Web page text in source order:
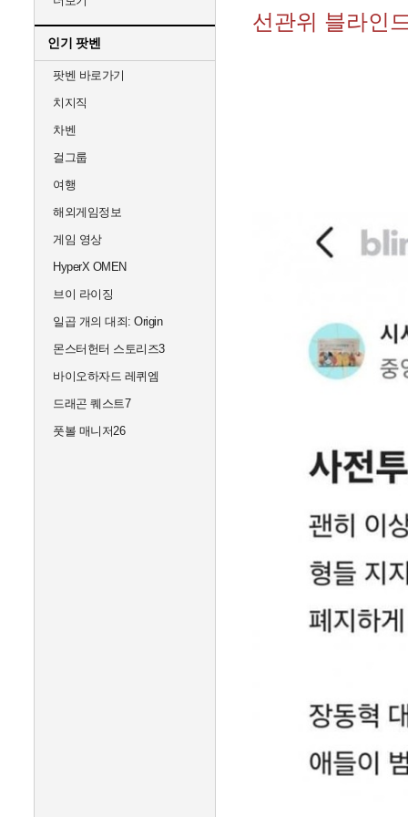
인기 팟벤
팟벤 바로가기
치지직
차벤
걸그룹
여행
해외게임정보
게임 영상
HyperX OMEN
브이 라이징
일곱 개의 대죄: Origin
몬스터헌터 스토리즈3
바이오하자드 레퀴엠
드래곤 퀘스트7
풋볼 매니저26
선관위 블라인